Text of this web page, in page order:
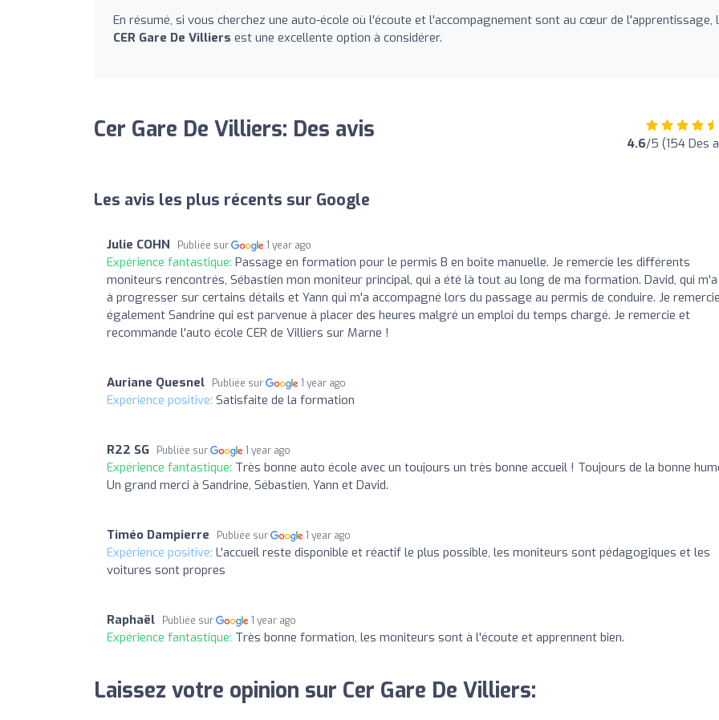
En résumé, si vous cherchez une auto-école où l'écoute et l'accompagnement sont au cœur de l'apprentissage,
CER Gare De Villiers est une excellente option à considérer.
Cer Gare De Villiers: Des avis 4.6/5 (154 Des
Les avis les plus récents sur Google
Julie COHN Publiée sur 1 year ago
Expérience fantastique: Passage en formation pour le permis B en boîte manuelle. Je remercie les différents
moniteurs rencontrés, Sébastien mon moniteur principal, qui a été là tout au long de ma formation. David, qui m'a
à progresser sur certains détails et Yann qui m'a accompagné lors du passage au permis de conduire. Je remercie
également Sandrine qui est parvenue à placer des heures malgré un emploi du temps chargé. Je remercie et
recommande l'auto école CER de Villiers sur Marne !
Auriane Quesnel Publiée sur 1 year ago
Expérience positive: Satisfaite de la formation
R22 SG Publiée sur 1 year ago
Expérience fantastique: Très bonne auto école avec un toujours un très bonne accueil ! Toujours de la bonne
Un grand merci à Sandrine, Sébastien, Yann et David.
Timéo Dampierre Publiée sur 1 year ago
Expérience positive: L'accueil reste disponible et réactif le plus possible, les moniteurs sont pédagogiques et les
voitures sont propres
Raphaël Publiée sur 1 year ago
Expérience fantastique: Très bonne formation, les moniteurs sont à l'écoute et apprennent bien.
Laissez votre opinion sur Cer Gare De Villiers: